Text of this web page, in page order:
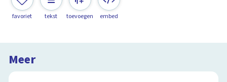
favoriet tekst toevoegen embed
Meer